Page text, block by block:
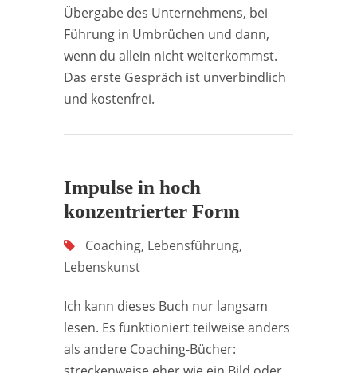
Übergabe des Unternehmens, bei
Führung in Umbrüchen und dann,
wenn du allein nicht weiterkommst.
Das erste Gespräch ist unverbindlich
und kostenfrei.
Impulse in hoch
konzentrierter Form
Coaching, Lebensführung,
Lebenskunst
Ich kann dieses Buch nur langsam
lesen. Es funktioniert teilweise anders
als andere Coaching-Bücher: